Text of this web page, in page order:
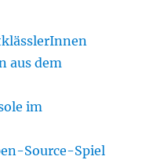
aus dem
im
Source-Spiel